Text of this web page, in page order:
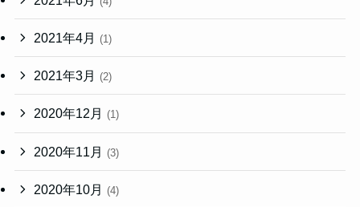
2021年4月 (1)
2021年3月 (2)
2020年12月 (1)
2020年11月 (3)
2020年10月 (4)